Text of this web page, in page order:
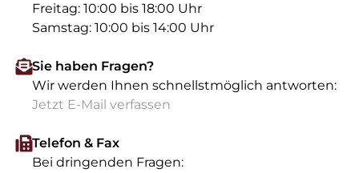
Freitag: 10:00 bis 18:00 Uhr
Samstag: 10:00 bis 14:00 Uhr
Sie haben Fragen?
Wir werden Ihnen schnellstmöglich antworten:
Jetzt E-Mail verfassen
Telefon & Fax
Bei dringenden Fragen: